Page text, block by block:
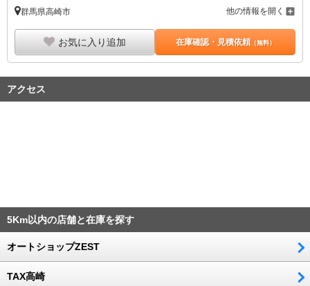
群馬県高崎市 他の情報を開く
お気に入り追加 在庫確認・見積依頼（無料）
アクセス
5Km以内の店舗と在庫を探す
オートショップZEST
TAX高崎